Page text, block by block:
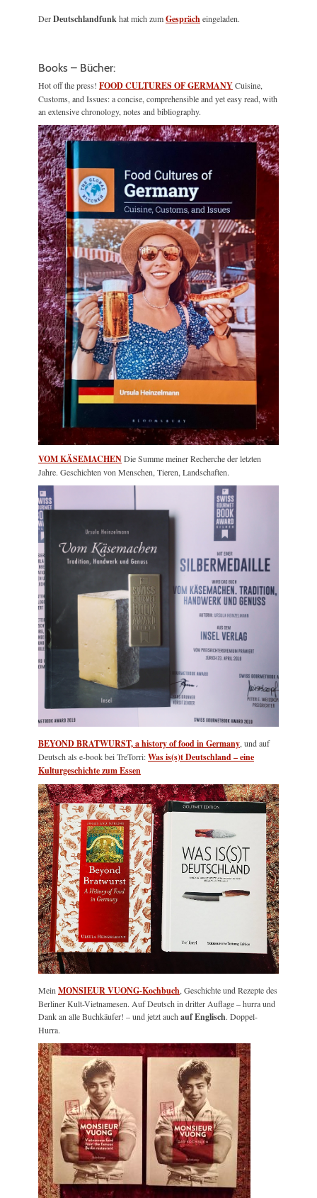
DerDeutschlandfunkhat mich zumGesprächeingeladen.
Books – Bücher:
Hot off the press! FOOD CULTURES OF GERMANYCuisine,
Customs, and Issues: a concise, comprehensible and yet easy read, with
an extensive chronology, notes and bibliography.
VOM KÄSEMACHENDie Summe meiner Recherche der letzten
Jahre. Geschichten von Menschen, Tieren, Landschaften.
BEYOND BRATWURST, a history of food in Germany, und auf
Deutsch als e-book bei TreTorri:Was is(s)t Deutschland – eine
Kulturgeschichte zum Essen
MeinMONSIEUR VUONG-Kochbuch, Geschichte und Rezepte des
Berliner Kult-Vietnamesen. Auf Deutsch in dritter Auflage – hurra und
Dank an alle Buchkäufer! – und jetzt auchauf Englisch. Doppel-
Hurra.